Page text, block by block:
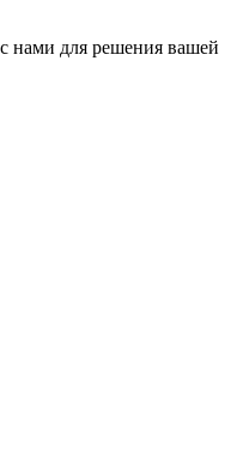
нами для решения вашей